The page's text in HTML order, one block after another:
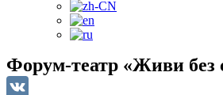
Форум-театр «Живи